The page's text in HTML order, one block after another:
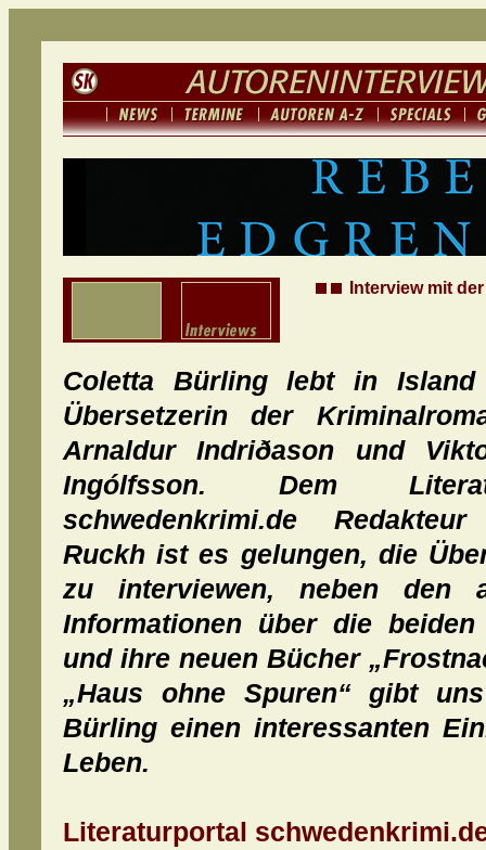
Interview mit
Coletta Bürling lebt in
Übersetzerin der
Arnaldur Indriðason und
Ingólfsson. Dem
schwedenkrimi.de
Ruckh ist es gelungen, die
zu interviewen, neben den
Informationen über die beiden
und ihre neuen Bücher
„Haus ohne Spuren“ gibt
Bürling einen interessanten
Leben.
Literaturportal